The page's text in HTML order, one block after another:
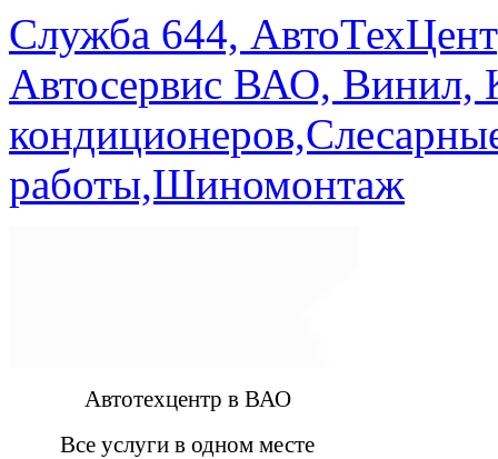
Служба 644,
Автосервис ВАО, Винил,
работы,Шиномонтаж
Автотехцентр в ВАО
Все услуги в одном месте